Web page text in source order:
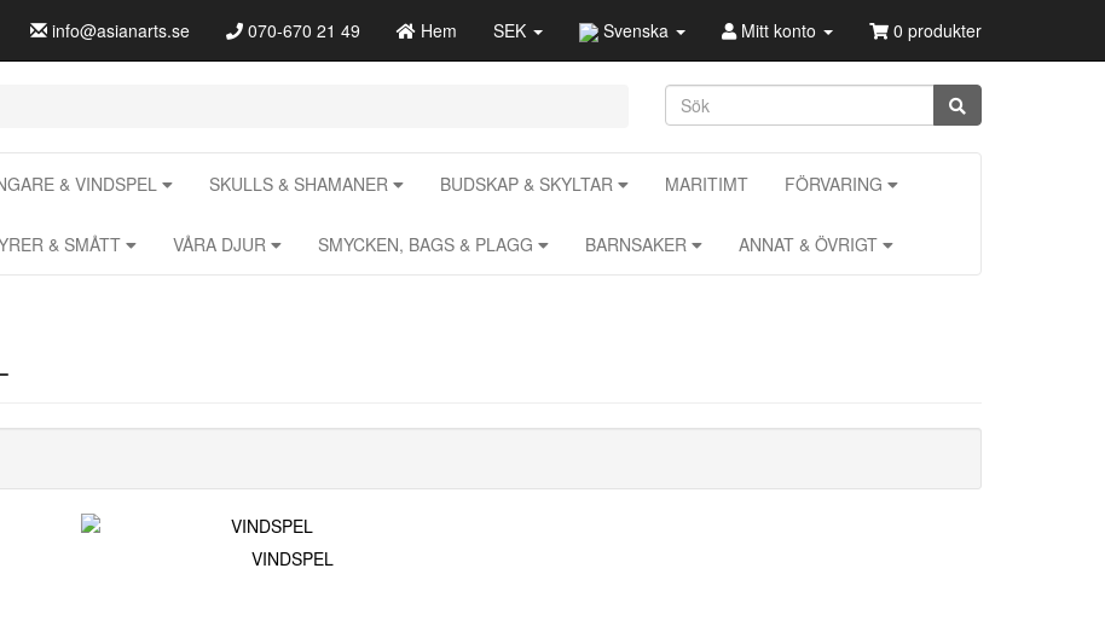
info@asianarts.se 070-670 21 49 Hem SEK Svenska Mitt konto 0 produkter
& VINDSPEL SKULLS & SHAMANER BUDSKAP & SKYLTAR MARITIMT FÖRVARING
& SMÅTT VÅRA DJUR SMYCKEN, BAGS & PLAGG BARNSAKER ANNAT & ÖVRIGT
VINDSPEL